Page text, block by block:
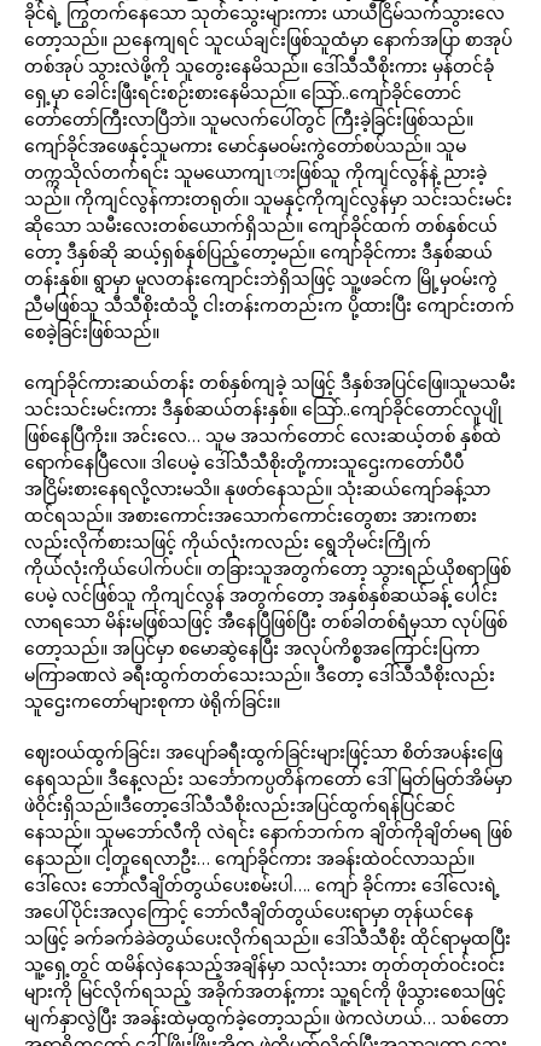
ခိုင်ရဲ့ ကြွတက်နေသော သုတ်သွေးများကား ယာယီငြိမ်သက်သွားလေ
တော့သည်။ ညနေကျရင် သူငယ်ချင်းဖြစ်သူထံမှာ နောက်အပြာ စာအုပ်
တစ်အုပ် သွားလဲဖို့ကို သူတွေးနေမိသည်။ ဒေါ်သီသီစိုးကား မှန်တင်ခုံ
ရှေ့မှာ ခေါင်းဖြီးရင်းစဉ်းစားနေမိသည်။ သြော်..ကျော်ခိုင်တောင်
တော်တော်ကြီးလာပြီဘဲ။ သူမလက်ပေါ်တွင် ကြီးခဲ့ခြင်းဖြစ်သည်။
ကျော်ခိုင်အဖေနှင့်သူမကား မောင်နှမဝမ်းကွဲတော်စပ်သည်။ သူမ
တက္ကသိုလ်တက်ရင်း သူမယောကျၤားဖြစ်သူ ကိုကျင်လွန်နဲ့ ညားခဲ့
သည်။ ကိုကျင်လွန်ကားတရုတ်။ သူမနှင့်ကိုကျင်လွန်မှာ သင်းသင်းမင်း
ဆိုသော သမီးလေးတစ်ယောက်ရှိသည်။ ကျော်ခိုင်ထက် တစ်နှစ်ငယ်
တော့ ဒီနှစ်ဆို ဆယ့်ရှစ်နှစ်ပြည့်တော့မည်။ ကျော်ခိုင်ကား ဒီနှစ်ဆယ်
တန်းနှစ်။ ရွာမှာ မူလတန်းကျောင်းဘဲရှိသဖြင့် သူ့ဖခင်က မြို့မှဝမ်းကွဲ
ညီမဖြစ်သူ သီသီစိုးထံသို့ ငါးတန်းကတည်းက ပို့ထားပြီး ကျောင်းတက်
စေခဲ့ခြင်းဖြစ်သည်။
ကျော်ခိုင်ကားဆယ်တန်း တစ်နှစ်ကျခဲ့ သဖြင့် ဒီနှစ်အပြင်ဖြေ။သူမသမီး
သင်းသင်းမင်းကား ဒီနှစ်ဆယ်တန်းနှစ်။ သြော်..ကျော်ခိုင်တောင်လူပျို
ဖြစ်နေပြီကိုး။ အင်းလေ… သူမ အသက်တောင် လေးဆယ့်တစ် နှစ်ထဲ
ရောက်နေပြီလေ။ ဒါပေမဲ့ ဒေါ်သီသီစိုးတို့ကားသူဌေးကတော်ပီပီ
အငြိမ်းစားနေရလို့လားမသိ။ နုဖတ်နေသည်။ သုံးဆယ်ကျော်ခန့်သာ
ထင်ရသည်။ အစားကောင်းအသောက်ကောင်းတွေစား အားကစား
လည်းလိုက်စားသဖြင့် ကိုယ်လုံးကလည်း ရွေဘိုမင်းကြိုက်
ကိုယ်လုံးကိုယ်ပေါက်ပင်။ တခြားသူအတွက်တော့ သွားရည်ယိုစရာဖြစ်
ပေမဲ့ လင်ဖြစ်သူ ကိုကျင်လွန် အတွက်တော့ အနှစ်နှစ်ဆယ်ခန့် ပေါင်း
လာရသော မိန်းမဖြစ်သဖြင့် အီနေပြီဖြစ်ပြီး တစ်ခါတစ်ရံမှသာ လုပ်ဖြစ်
တော့သည်။ အပြင်မှာ စမောဆွဲနေပြီး အလုပ်ကိစ္စအကြောင်းပြကာ
မကြာခဏလဲ ခရီးထွက်တတ်သေးသည်။ ဒီတော့ ဒေါ်သီသီစိုးလည်း
သူဌေးကတော်များစုကာ ဖဲရိုက်ခြင်း။
ဈေးဝယ်ထွက်ခြင်း၊ အပျော်ခရီးထွက်ခြင်းများဖြင့်သာ စိတ်အပန်းဖြေ
နေရသည်။ ဒီနေ့လည်း သင်္ဘောကပ္ပတိန်ကတော် ဒေါ်မြတ်မြတ်အိမ်မှာ
ဖဲဝိုင်းရှိသည်။ဒီတော့ဒေါ်သီသီစိုးလည်းအပြင်ထွက်ရန်ပြင်ဆင်
နေသည်။ သူမဘော်လီကို လဲရင်း နောက်ဘက်က ချိတ်ကိုချိတ်မရ ဖြစ်
နေသည်။ ငါ့တူရေလာဦး… ကျော်ခိုင်ကား အခန်းထဲဝင်လာသည်။
ဒေါ်လေး ဘော်လီချိတ်တွယ်ပေးစမ်းပါ…. ကျော် ခိုင်ကား ဒေါ်လေးရဲ့
အပေါ်ပိုင်းအလှကြောင့် ဘော်လီချိတ်တွယ်ပေးရာမှာ တုန်ယင်နေ
သဖြင့် ခက်ခက်ခဲခဲတွယ်ပေးလိုက်ရသည်။ ဒေါ်သီသီစိုး ထိုင်ရာမှထပြီး
သူ့ရှေ့တွင် ထမိန်လှဲနေသည့်အချိန်မှာ သလုံးသား တုတ်တုတ်ဝင်းဝင်း
များကို မြင်လိုက်ရသည့် အခိုက်အတန့်ကား သူ့ရင်ကို ဖိုသွားစေသဖြင့်
မျက်နှာလွဲပြီး အခန်းထဲမှထွက်ခဲ့တော့သည်။ ဖဲကလဲဟယ်… သစ်တော